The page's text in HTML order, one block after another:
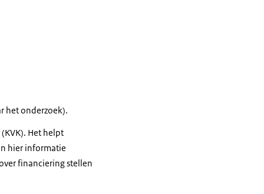
het onderzoek).
Het helpt
hier informatie
financiering stellen